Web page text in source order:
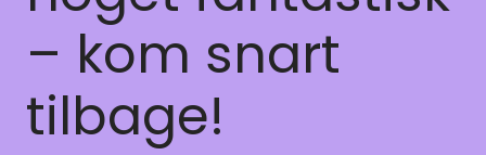
– kom snart
tilbage!